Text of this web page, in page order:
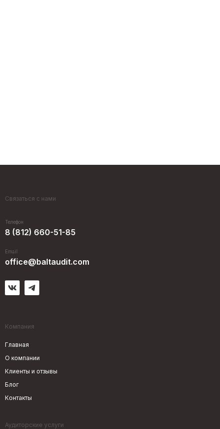
Компания
Аудиторские услуги
Связаться с нами
Главная
О компании
Клиенты и отзывы
Блог
Контакты
8 (812) 660-51-85
Телефон
office@baltaudit.com
Email